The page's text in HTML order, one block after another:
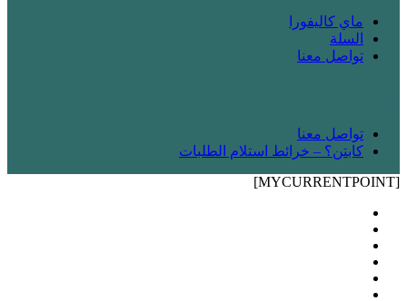
ماي كاليفورا
السلة
تواصل معنا
تواصل معنا
كابتن؟ – خرائط استلام الطلبات
[MYCURRENTPOINT]